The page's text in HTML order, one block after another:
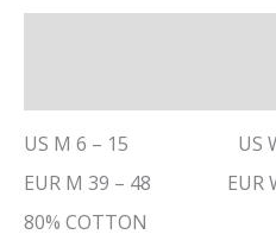
US M 6 – 15 US W
EUR M 39 – 48 EUR W
80% COTTON